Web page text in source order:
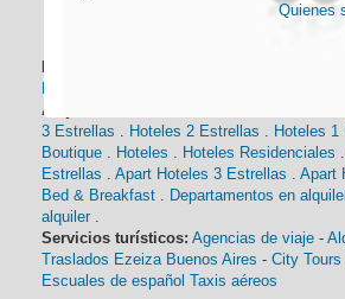
Quienes
Alojamiento:
3 Estrellas . Hoteles 2 Estrellas . Hoteles 1
Boutique . Hoteles . Hoteles Residenciales .
Estrellas . Apart Hoteles 3 Estrellas . Apart
Bed & Breakfast . Departamentos en
alquiler .
Servicios turísticos: Agencias de viaje -
Traslados Ezeiza Buenos Aires - City Tours
Escuales de español Taxis aéreos